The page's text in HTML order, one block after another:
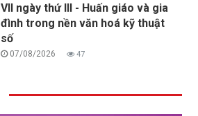
VII ngày thứ III - Huấn giáo và gia
đình trong nền văn hoá kỹ thuật
số
07/08/2026 47